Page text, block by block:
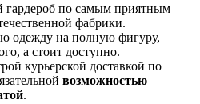
гардероб по самым приятным
фабрики.
одежду на полную фигуру,
а стоит доступно.
курьерской доставкой по
возможностью
.